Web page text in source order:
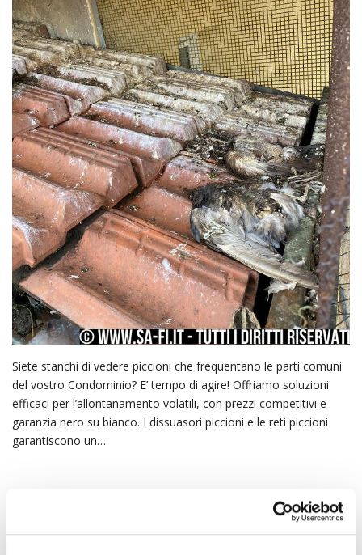
Siete stanchi di vedere piccioni che frequentano le parti comuni
del vostro Condominio? E’ tempo di agire! Offriamo soluzioni
efficaci per l’allontanamento volatili, con prezzi competitivi e
garanzia nero su bianco. I dissuasori piccioni e le reti piccioni
garantiscono un…